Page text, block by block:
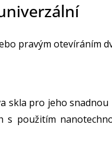
pravým otevíráním
skla pro jeho snadnou
s použitím